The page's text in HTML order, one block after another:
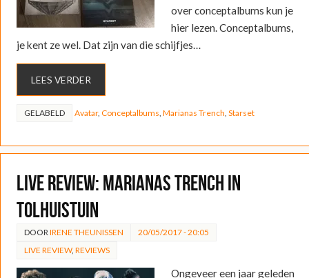
over conceptalbums kun je
hier lezen. Conceptalbums,
je kent ze wel. Dat zijn van die schijfjes…
LEES VERDER
GELABELD Avatar, Conceptalbums Marianas Trench Starset
LIVE REVIEW: Marianas Trench in
Tolhuistuin
DOOR IRENE THEUNISSEN
20/05/2017 - 20:05
LIVE REVIEW, REVIEWS
Ongeveer een jaar geleden